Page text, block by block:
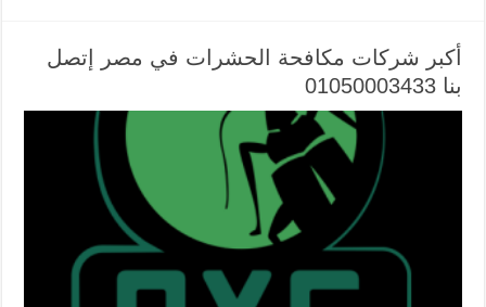
أكبر شركات مكافحة الحشرات في مصر إتصل
بنا 01050003433